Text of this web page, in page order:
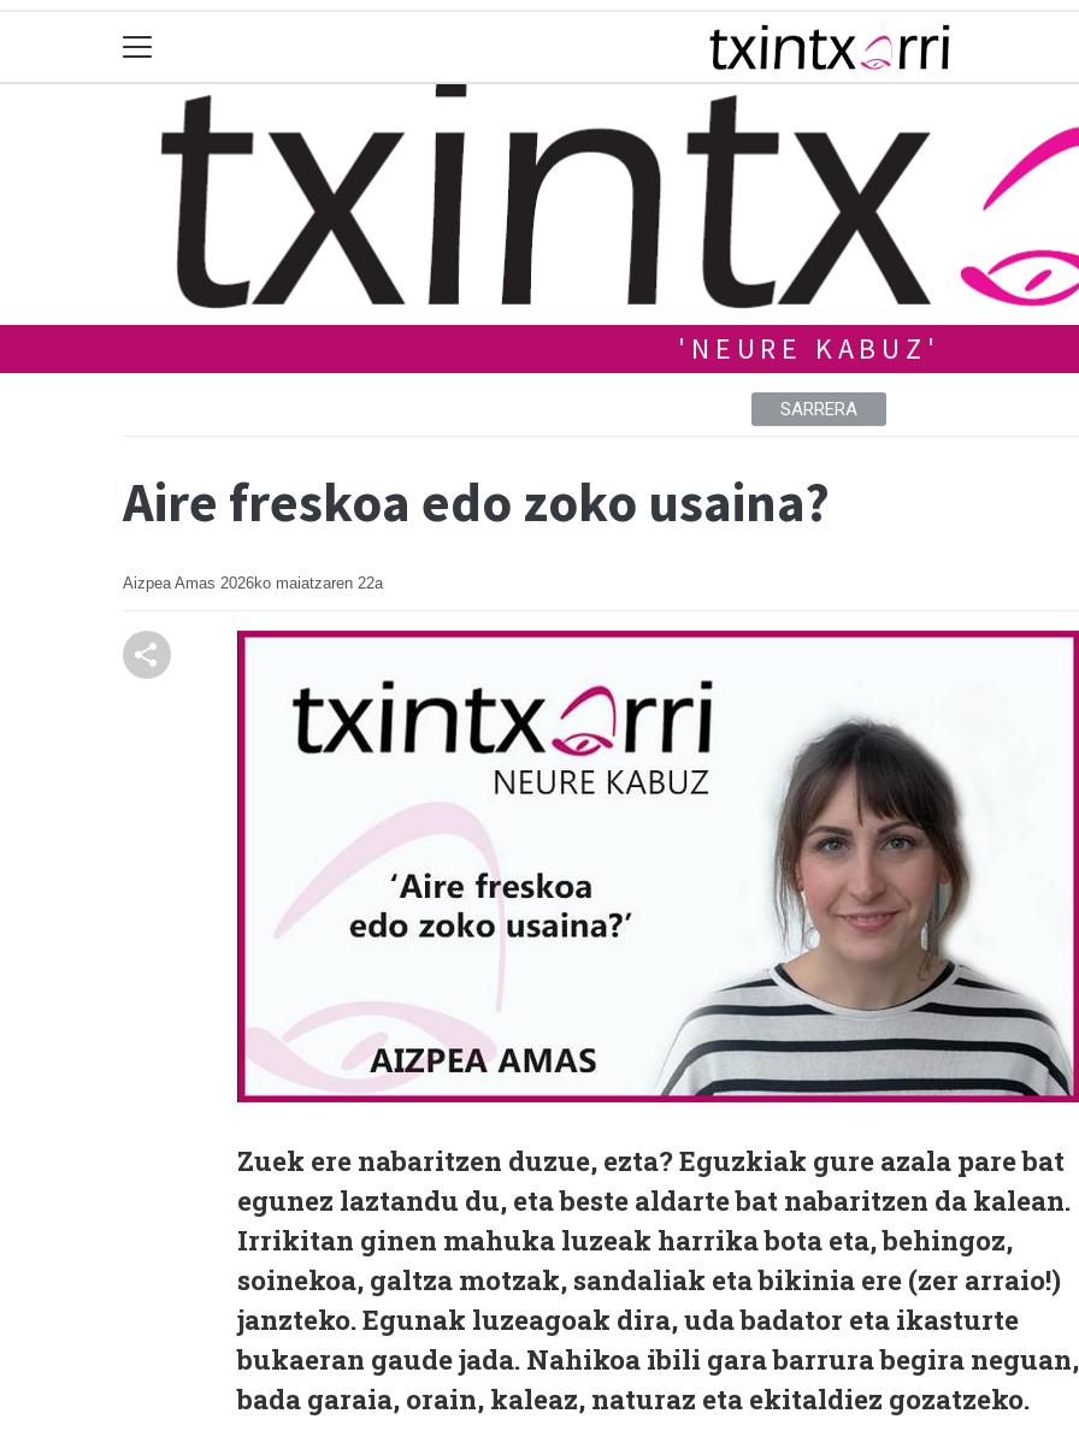
'NEURE KABUZ'
SARRERA
Aire freskoa edo zoko usaina?
Aizpea Amas 2026ko maiatzaren 22a
Zuek ere nabaritzen duzue, ezta? Eguzkiak gure azala pare bat
egunez laztandu du, eta beste aldarte bat nabaritzen da kalean.
Irrikitan ginen mahuka luzeak harrika bota eta, behingoz,
soinekoa, galtza motzak, sandaliak eta bikinia ere (zer arraio!)
janzteko. Egunak luzeagoak dira, uda badator eta ikasturte
bukaeran gaude jada. Nahikoa ibili gara barrura begira neguan,
bada garaia, orain, kaleaz, naturaz eta ekitaldiez gozatzeko.